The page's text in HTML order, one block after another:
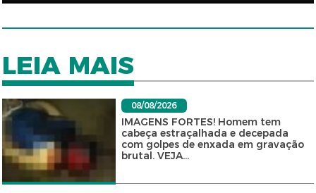
LEIA MAIS
08/08/2026
IMAGENS FORTES! Homem tem
cabeça estraçalhada e decepada
com golpes de enxada em gravação
brutal. VEJA...